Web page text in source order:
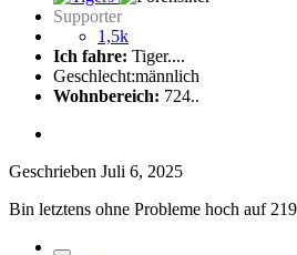
Supporter
1,5k
Ich fahre: Tiger....
Geschlecht:männlich
Wohnbereich: 724..
Geschrieben Juli 6, 2025
Bin letztens ohne Probleme hoch auf